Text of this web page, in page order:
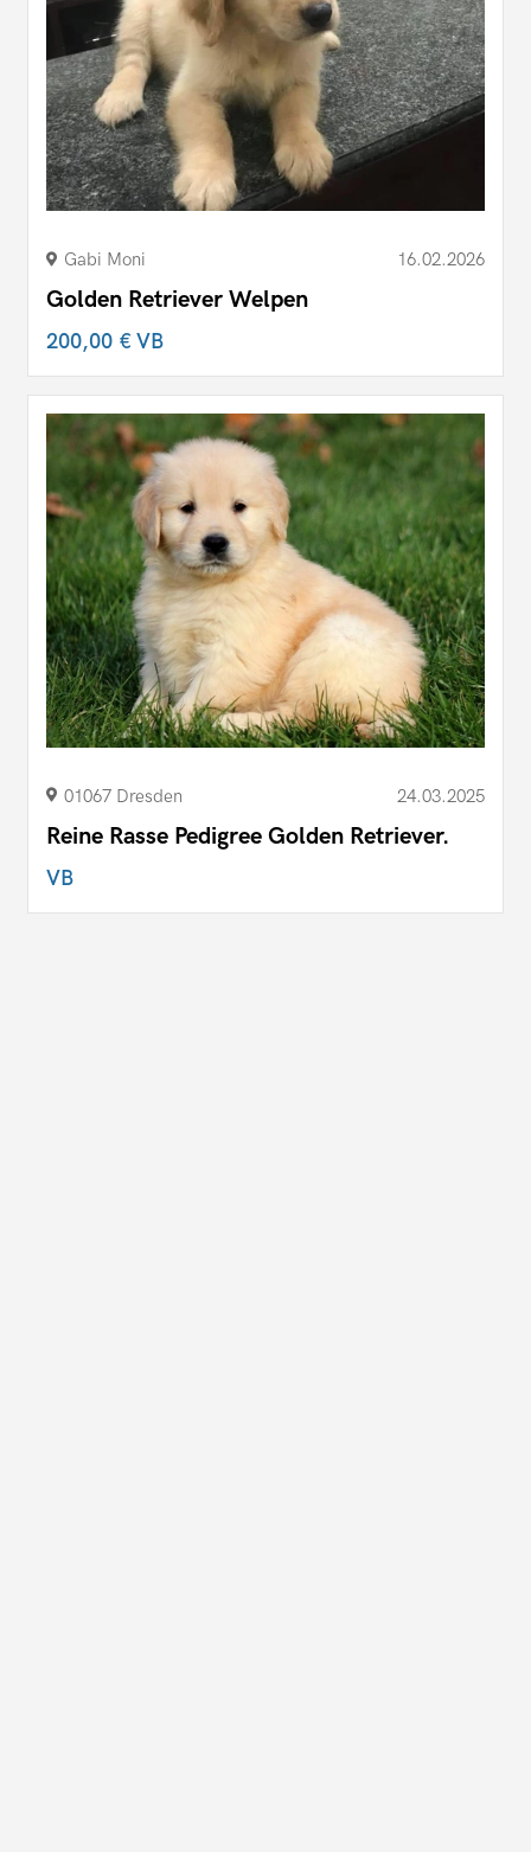
Gabi Moni 16.02.2026
Golden Retriever Welpen
200,00 €VB
01067 Dresden 24.03.2025
Reine Rasse Pedigree Golden Retriever.
VB